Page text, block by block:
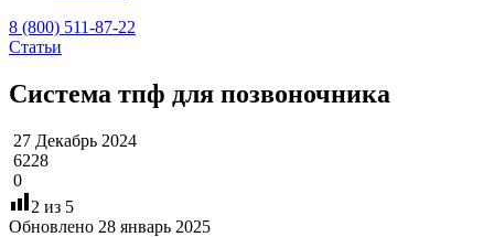
8 (800) 511-87-22
Статьи
Система тпф для позвоночника
27 Декабрь 2024
6228
0
2 из 5
Обновлено 28 январь 2025